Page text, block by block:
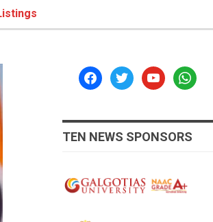
facebooktwitteryoutubewhatsapp
TEN NEWS SPONSORS